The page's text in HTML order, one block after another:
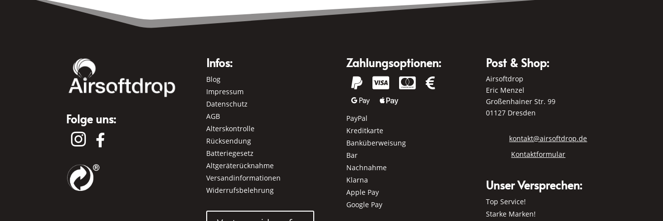
Folge uns:
 
Infos:
Blog
Impressum
Datenschutz
AGB
Alterskontrolle
Rücksendung
Batteriegesetz
Altgeräterücknahme
Versandinformationen
Widerrufsbelehrung
Zahlungsoptionen:
  



PayPal
Kreditkarte
Banküberweisung
Bar
Nachnahme
Klarna
Apple Pay
Google Pay
Post & Shop:
Airsoftdrop
Eric Menzel
Großenhainer Str. 99
01127 Dresden
kontakt@airsoftdrop.de
Kontaktformular
Unser Versprechen:
Top Service!
Starke Marken!